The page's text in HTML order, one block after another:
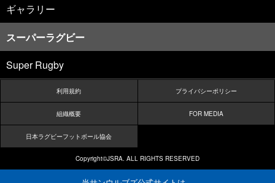
ギャラリー
スーパーラグビー
Super Rugby
利用規約 プライバシーポリシー
組織概要 FOR MEDIA
日本ラグビーフットボール協会
Copyright©JSRA. ALL RIGHTS RESERVED